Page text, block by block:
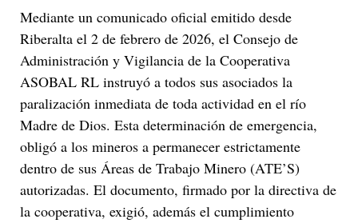
Mediante un comunicado oficial emitido desde
Riberalta el 2 de febrero de 2026, el Consejo de
Administración y Vigilancia de la Cooperativa
ASOBAL RL instruyó a todos sus asociados la
paralización inmediata de toda actividad en el río
Madre de Dios. Esta determinación de emergencia,
obligó a los mineros a permanecer estrictamente
dentro de sus Áreas de Trabajo Minero (ATE’S)
autorizadas. El documento, firmado por la directiva de
la cooperativa, exigió, además el cumplimiento